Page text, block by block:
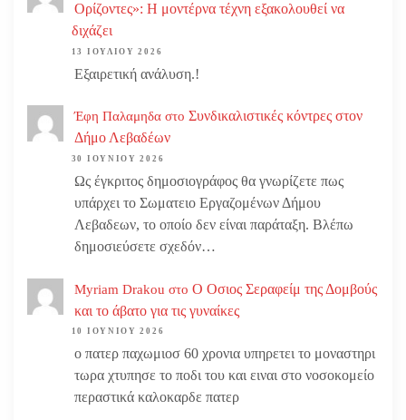
Ορίζοντες»: Η μοντέρνα τέχνη εξακολουθεί να
διχάζει
13 ΙΟΥΛΊΟΥ 2026
Εξαιρετική ανάλυση.!
Έφη Παλαμηδα στο Συνδικαλιστικές κόντρες στον
Δήμο Λεβαδέων
30 ΙΟΥΝΊΟΥ 2026
Ως έγκριτος δημοσιογράφος θα γνωρίζετε πως
υπάρχει το Σωματειο Εργαζομένων Δήμου
Λεβαδεων, το οποίο δεν είναι παράταξη. Βλέπω
δημοσιεύσετε σχεδόν…
Myriam Drakou στο Ο Οσιος Σεραφείμ της Δομβούς
και το άβατο για τις γυναίκες
10 ΙΟΥΝΊΟΥ 2026
ο πατερ παχωμιοσ 60 χρονια υπηρετει το μοναστηρι
τωρα χτυπησε το ποδι του και ειναι στο νοσοκομείο
περαστικά καλοκαρδε πατερ